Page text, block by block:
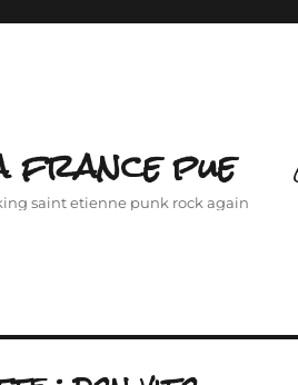
france pue
saint etienne punk rock again